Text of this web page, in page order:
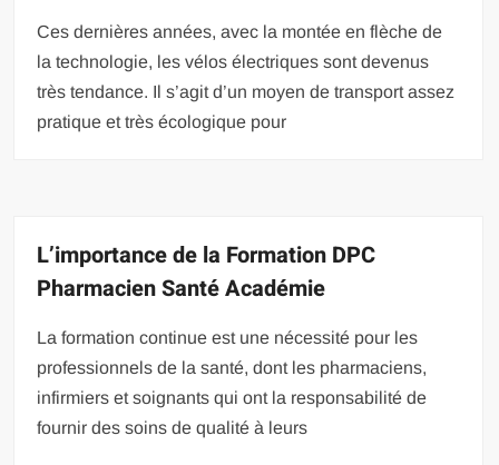
Ces dernières années, avec la montée en flèche de
la technologie, les vélos électriques sont devenus
très tendance. Il s’agit d’un moyen de transport assez
pratique et très écologique pour
L’importance de la Formation DPC
Pharmacien Santé Académie
La formation continue est une nécessité pour les
professionnels de la santé, dont les pharmaciens,
infirmiers et soignants qui ont la responsabilité de
fournir des soins de qualité à leurs